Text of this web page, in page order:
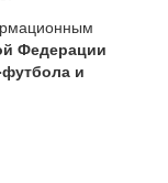
Федерации
и